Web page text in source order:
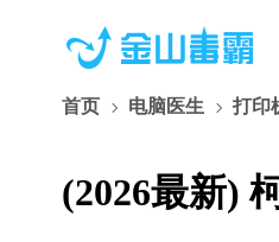
首页 电脑医生 打印
(2026最新)